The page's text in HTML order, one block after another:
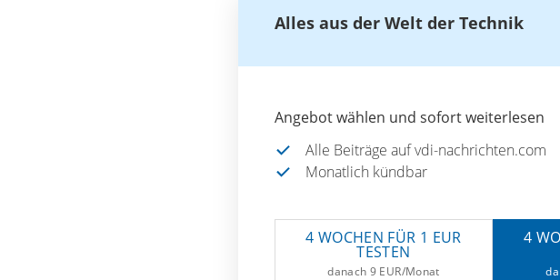
Alles aus der Welt der Technik
Angebot wählen und sofort weiterlesen
Alle Beiträge auf vdi-nachrichten.com
Monatlich kündbar
4 WOCHEN FÜR 1 EUR
TESTEN
danach 9 EUR/Monat
4